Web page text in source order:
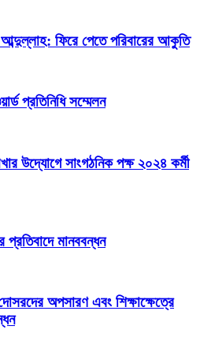
ফিরে পেতে পরিবারের আকুতি
প্রতিনিধি সম্মেলন
উদ্যোগে সাংগঠনিক পক্ষ ২০২৪ কর্মী
প্রতিবাদে মানববন্ধন
অপসারণ এবং শিক্ষাক্ষেত্রে